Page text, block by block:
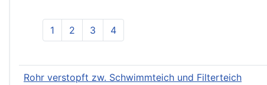
1 2 3 4
Rohr verstopft zw. Schwimmteich und Filterteich